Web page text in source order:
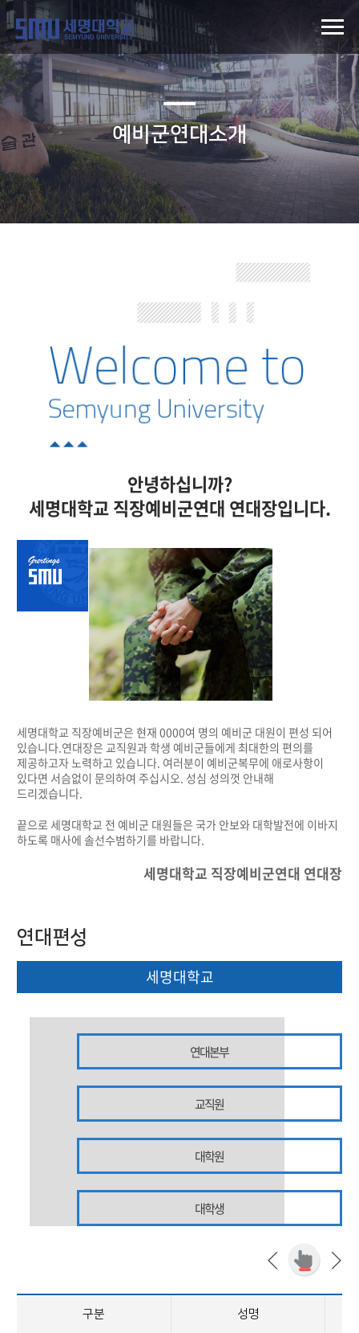
예비군연대소개
안녕하십니까?
세명대학교 직장예비군연대 연대장입니다.​
​ 세명대학교 직장예비군은 현재 0000여 명의 예비군 대원이 편성 되어
있습니다.​ 연대장은 교직원과 학생 예비군들에게 최대한의 편의를
제공하고자 노력하고 있습니다. ​ 여러분이 예비군복무에 애로사항이
있다면 서슴없이 문의하여 주십시오. ​ 성심 성의껏 안내해
드리겠습니다.​
끝으로 세명대학교 전 예비군 대원들은 국가 안보와 대학발전에 이바지
하도록 매사에 솔선수범하기를 바랍니다.​
세명대학교 직장예비군연대 연대장
연대편성
세명대학교
연대본부
교직원
대학원
대학생
구분 성명